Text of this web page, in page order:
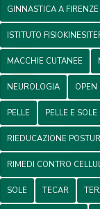
GINNASTICA A FIRENZE
ISTITUTO
MACCHIE CUTANEE
NEUROLOGIA OPEN
PELLE PELLE E SOLE
RIEDUCAZIONE
RIMEDI CONTRO
SOLE TECAR